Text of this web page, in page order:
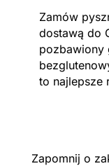
Zamów
dostawą do
pozbawiony
to najlepsze
Zapomnij o